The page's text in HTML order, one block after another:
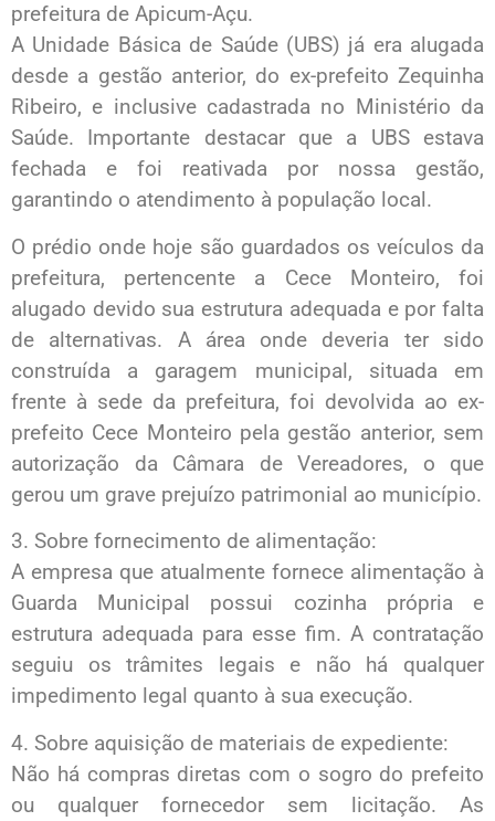
prefeitura de Apicum-Açu.
A Unidade Básica de Saúde (UBS) já era alugada
desde a gestão anterior, do ex-prefeito Zequinha
Ribeiro, e inclusive cadastrada no Ministério da
Saúde. Importante destacar que a UBS estava
fechada e foi reativada por nossa gestão,
garantindo o atendimento à população local.
O prédio onde hoje são guardados os veículos da
prefeitura, pertencente a Cece Monteiro, foi
alugado devido sua estrutura adequada e por falta
de alternativas. A área onde deveria ter sido
construída a garagem municipal, situada em
frente à sede da prefeitura, foi devolvida ao ex-
prefeito Cece Monteiro pela gestão anterior, sem
autorização da Câmara de Vereadores, o que
gerou um grave prejuízo patrimonial ao município.
3. Sobre fornecimento de alimentação:
A empresa que atualmente fornece alimentação à
Guarda Municipal possui cozinha própria e
estrutura adequada para esse fim. A contratação
seguiu os trâmites legais e não há qualquer
impedimento legal quanto à sua execução.
4. Sobre aquisição de materiais de expediente:
Não há compras diretas com o sogro do prefeito
ou qualquer fornecedor sem licitação. As